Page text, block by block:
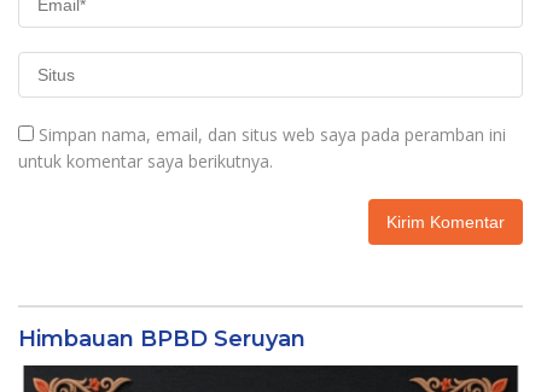
Simpan nama, email, dan situs web saya pada peramban ini
untuk komentar saya berikutnya.
Himbauan BPBD Seruyan